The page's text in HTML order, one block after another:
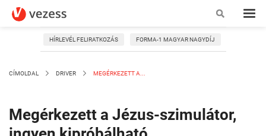
HÍRLEVÉL FELIRATKOZÁS FORMA-1 MAGYAR NAGYDÍJ
CÍMOLDAL DRIVER MEGÉRKEZETT A...
Megérkezett a Jézus-szimulátor,